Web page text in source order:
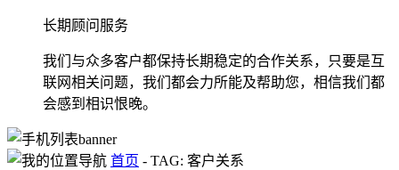
长期顾问服务
我们与众多客户都保持长期稳定的合作关系，只要是互
联网相关问题，我们都会力所能及帮助您，相信我们都
会感到相识恨晚。
首页 - TAG: 客户关系